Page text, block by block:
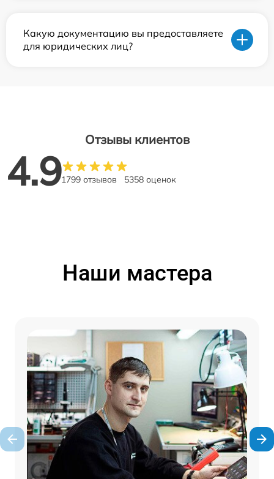
Какую документацию вы предоставляете
для юридических лиц?
Отзывы клиентов
4.91799 отзывов 5358 оценок
Наши мастера